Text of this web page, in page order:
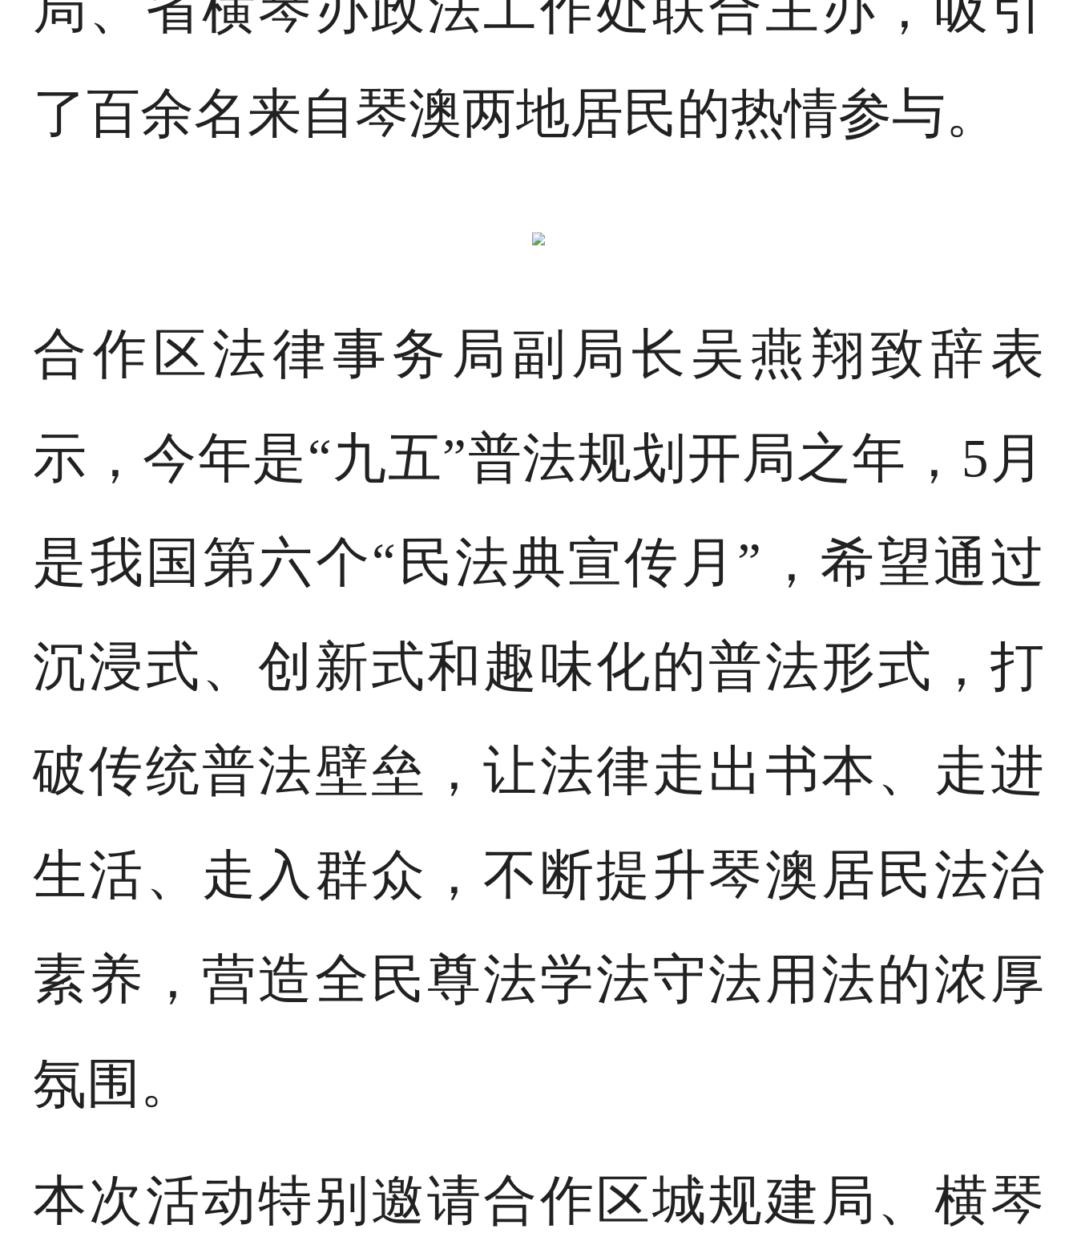
了百余名来自琴澳两地居民的热情参与。
合作区法律事务局副局长吴燕翔致辞表
示，今年是“九五”普法规划开局之年，5月
是我国第六个“民法典宣传月”，希望通过
沉浸式、创新式和趣味化的普法形式，打
破传统普法壁垒，让法律走出书本、走进
生活、走入群众，不断提升琴澳居民法治
素养，营造全民尊法学法守法用法的浓厚
氛围。
本次活动特别邀请合作区城规建局、横琴